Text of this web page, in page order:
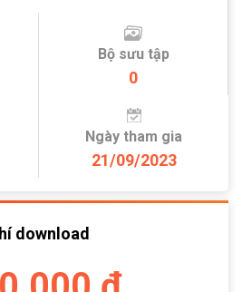
Bộ sưu tập
0
Ngày tham gia
21/09/2023
download